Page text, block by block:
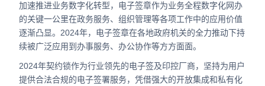
安全合规
方案
案例
加速推进业务数字化转型，电子签章作为业务全程数字化网办
的关键一公里在政务服务、组织管理等各项工作中的应用价值
逐渐凸显。2024年，电子签章在各地政府机关的全力推动下持
续被广泛应用到办事服务、办公协作等方方面面。
2024年契约锁作为行业领先的电子签及印控厂商，坚持为用户
提供合法合规的电子签署服务，凭借强大的开放集成和私有化